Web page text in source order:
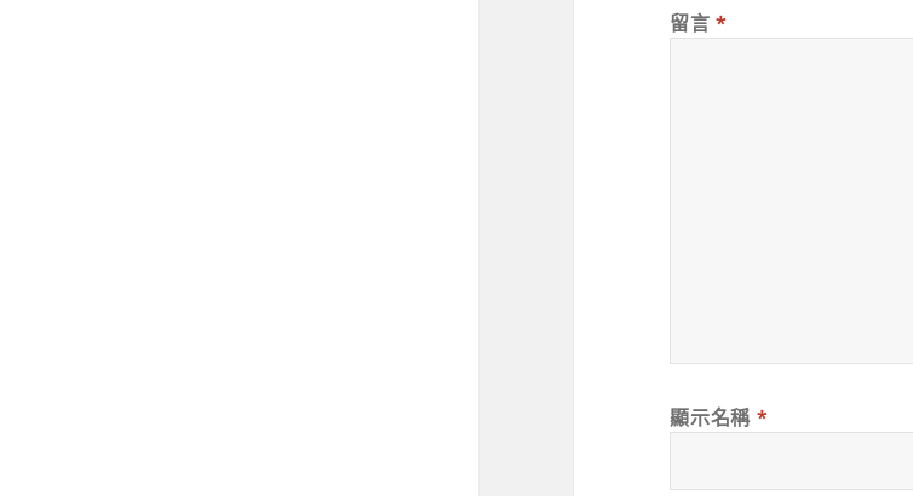
留言*
顯示名稱 *